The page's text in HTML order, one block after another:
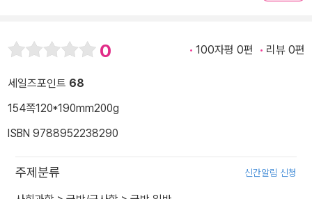
0 100자평 0편 리뷰 0편
세일즈포인트 68
154쪽120*190mm200g
ISBN 9788952238290
주제분류 신간알림 신청